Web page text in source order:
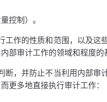
控制）。
作的性质和范围，以及这
部审计工作的领域和程度的
，并防止不当利用内部审
更多地直接执行审计工作：